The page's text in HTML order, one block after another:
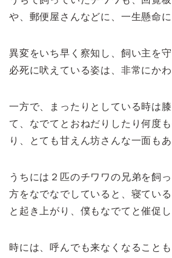
や、郵便屋さんなどに、一生懸命に
異変をいち早く察知し、飼い主を
必死に吠えている姿は、非常にかわ
一方で、まったりとしている時は
て、なでてとおねだりしたり何度
り、とても甘えん坊さんな一面もあ
うちには２匹のチワワの兄弟を飼
方をなでなでしていると、寝てい
と起き上がり、僕もなでてと催促し
時には、呼んでも来なくなること